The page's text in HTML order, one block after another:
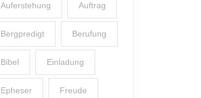
Auferstehung Auftrag
Bergpredigt Berufung
Bibel Einladung
Epheser Freude